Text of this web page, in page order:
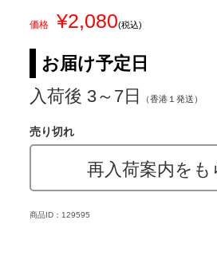
価格 ¥2,080(税込)
お届け予定日
入荷後 3～7日
（香港１発送）
売り切れ
再入荷案内をも
商品ID：129595